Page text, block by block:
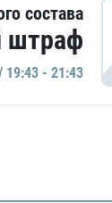
состава
штраф
- 21:43